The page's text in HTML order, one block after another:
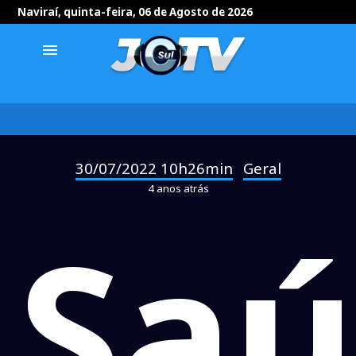
Naviraí, quinta-feira, 06 de Agosto de 2026
menu
30/07/2022 10h26min Geral
4 anos atrás